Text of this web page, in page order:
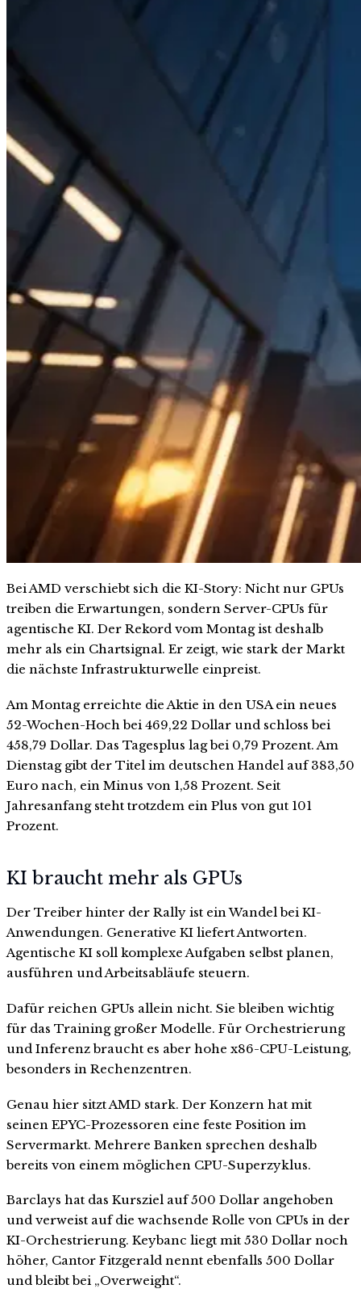
Bei AMD verschiebt sich die KI-Story: Nicht nur GPUs
treiben die Erwartungen, sondern Server-CPUs für
agentische KI. Der Rekord vom Montag ist deshalb
mehr als ein Chartsignal. Er zeigt, wie stark der Markt
die nächste Infrastrukturwelle einpreist.
Am Montag erreichte die Aktie in den USA ein neues
52-Wochen-Hoch bei 469,22 Dollar und schloss bei
458,79 Dollar. Das Tagesplus lag bei 0,79 Prozent. Am
Dienstag gibt der Titel im deutschen Handel auf 383,50
Euro nach, ein Minus von 1,58 Prozent. Seit
Jahresanfang steht trotzdem ein Plus von gut 101
Prozent.
KI braucht mehr als GPUs
Der Treiber hinter der Rally ist ein Wandel bei KI-
Anwendungen. Generative KI liefert Antworten.
Agentische KI soll komplexe Aufgaben selbst planen,
ausführen und Arbeitsabläufe steuern.
Dafür reichen GPUs allein nicht. Sie bleiben wichtig
für das Training großer Modelle. Für Orchestrierung
und Inferenz braucht es aber hohe x86-CPU-Leistung,
besonders in Rechenzentren.
Genau hier sitzt AMD stark. Der Konzern hat mit
seinen EPYC-Prozessoren eine feste Position im
Servermarkt. Mehrere Banken sprechen deshalb
bereits von einem möglichen CPU-Superzyklus.
Barclays hat das Kursziel auf 500 Dollar angehoben
und verweist auf die wachsende Rolle von CPUs in der
KI-Orchestrierung. Keybanc liegt mit 530 Dollar noch
höher, Cantor Fitzgerald nennt ebenfalls 500 Dollar
und bleibt bei „Overweight“.